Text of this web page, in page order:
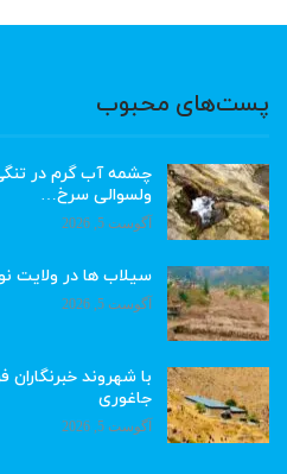
پست‌های محبوب
چشمه آب گرم در تنگی
ولسوالی سرخ…
آگوست 5, 2026
سیلاب ها در ولایت
آگوست 5, 2026
با شهروند
جاغوری
آگوست 5, 2026